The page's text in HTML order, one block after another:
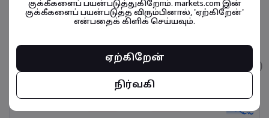
நிதிசார் கருவிகள் தொடர்பானவை
உடைமை விற்பனை வாங்குதல் கட்டணம் (%)
குக்கீகளைப் பயன்படுத்துகிறோம். markets.com இன்
குக்கீகளைப் பயன்படுத்த விரும்பினால், 'ஏற்கிறேன்'
என்பதைக் கிளிக் செய்யவும்.
ஏற்கிறேன்
நிர்வகி